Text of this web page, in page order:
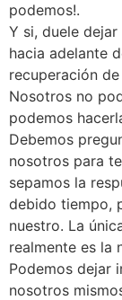
podemos!.
Y si, duele
hacia adelante
recuperación
Nosotros no
podemos
Debemos
nosotros para
sepamos la
debido tiempo,
nuestro. La
realmente es la
Podemos dejar
nosotros